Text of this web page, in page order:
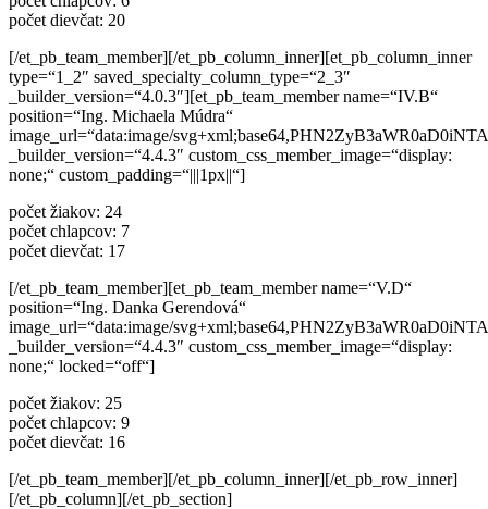
počet dievčat: 20
[/et_pb_team_member][/et_pb_column_inner][et_pb_column_inner
type=“1_2″ saved_specialty_column_type=“2_3″
_builder_version=“4.0.3″][et_pb_team_member name=“IV.B“
position=“Ing. Michaela Múdra“
image_url=“data:image/
_builder_version=“4.4.3″ custom_css_member_image=“display:
none;“ custom_padding=“|||1px||“]
počet žiakov: 24
počet chlapcov: 7
počet dievčat: 17
[/et_pb_team_member][et_pb_team_member name=“V.D“
position=“Ing. Danka Gerendová“
image_url=“data:image/
_builder_version=“4.4.3″ custom_css_member_image=“display:
none;“ locked=“off“]
počet žiakov: 25
počet chlapcov: 9
počet dievčat: 16
[/et_pb_team_member][/et_pb_column_inner][/et_pb_row_inner]
[/et_pb_column][/et_pb_section]